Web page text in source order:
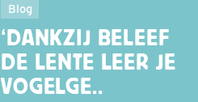
Blog
‘DANKZIJ BELEEF
DE LENTE LEER JE
VOGELGE..